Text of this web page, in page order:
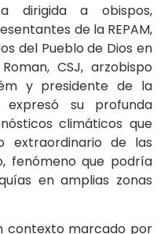
dirigida a obispos,
de la REPAM,
del Pueblo de Dios en
CSJ, arzobispo
y presidente de la
expresó su profunda
climáticos que
extraordinario de las
fenómeno que podría
en amplias zonas
contexto marcado por